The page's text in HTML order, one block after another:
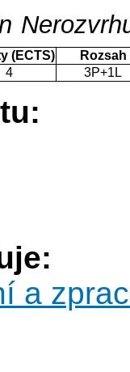
(ECTS)
Rozsah
4 3P+1L
a